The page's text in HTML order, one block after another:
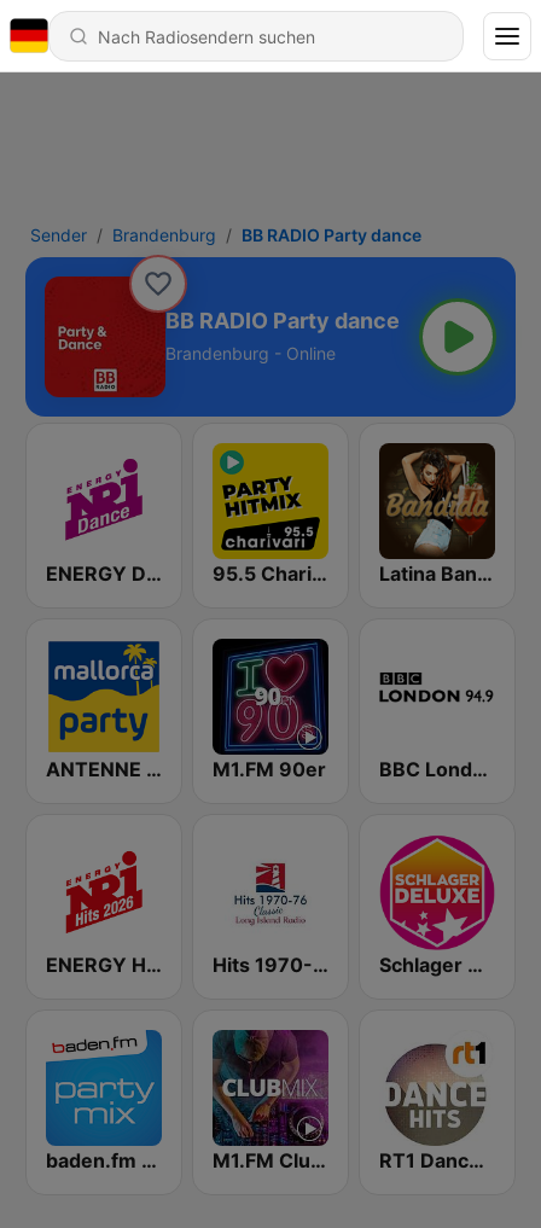
Sender Brandenburg BB RADIO Party dance
BB RADIO Party dance
Brandenburg - Online
ENERGY Dance 95.5 Charivari Party Hitmix Latina Bandida!
ANTENNE BAYERN Mallorca Party M1.FM 90er BBC London
ENERGY Hits 2026 Hits 1970-76 Schlager Deluxe
baden.fm party mix M1.FM Club Mix RT1 Dance Hits